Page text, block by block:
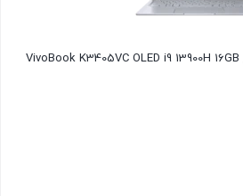
لپ تاپ 14 اینچی ایسوس مدل VivoBook K3405VC OLED i9 13900H 16GB